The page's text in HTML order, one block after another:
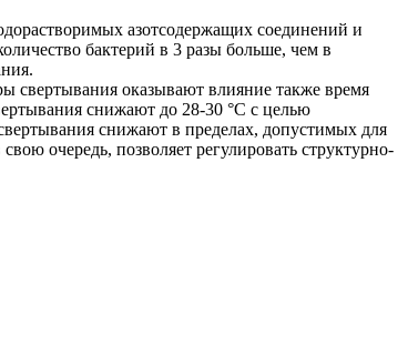
азотсодержащих соединений и
бактерий в 3 разы больше, чем в
свертывания оказывают влияние также время
снижают до 28-30 °С с целью
снижают в пределах, допустимых для
очередь, позволяет регулировать структурно-